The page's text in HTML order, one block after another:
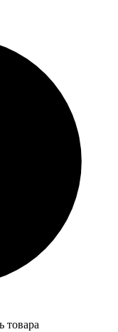
товара